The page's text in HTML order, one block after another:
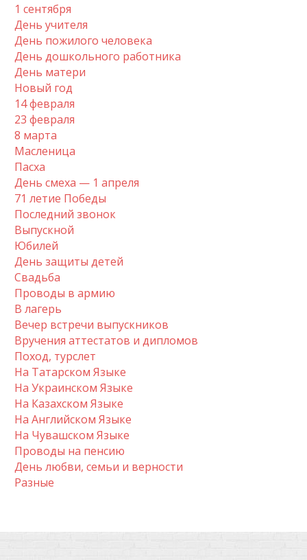
1 сентября
День учителя
День пожилого человека
День дошкольного работника
День матери
Новый год
14 февраля
23 февраля
8 марта
Масленица
Пасха
День смеха — 1 апреля
71 летие Победы
Последний звонок
Выпускной
Юбилей
День защиты детей
Свадьба
Проводы в армию
В лагерь
Вечер встречи выпускников
Вручения аттестатов и дипломов
Поход, турслет
На Татарском Языке
На Украинском Языке
На Казахском Языке
На Английском Языке
На Чувашском Языке
Проводы на пенсию
День любви, семьи и верности
Разные